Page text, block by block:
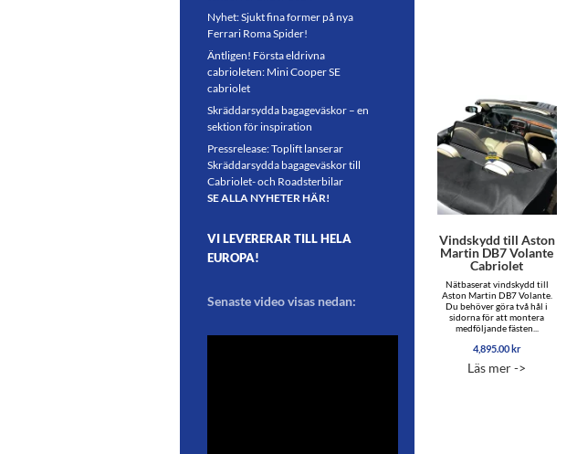
Vindskydd till Aston
Martin DB7 Volante
Cabriolet
Nätbaserat vindskydd till
Aston Martin DB7 Volante.
Du behöver göra två hål i
sidorna för att montera
medföljande fästen...
4,895.00 kr
Läs mer ->
Nyhet: Sjukt fina former på nya
Ferrari Roma Spider!
Äntligen! Första eldrivna
cabrioleten: Mini Cooper SE
cabriolet
Skräddarsydda bagageväskor – en
sektion för inspiration
Pressrelease: Toplift lanserar
Skräddarsydda bagageväskor till
Cabriolet- och Roadsterbilar
SE ALLA NYHETER HÄR!
VI LEVERERAR TILL HELA
EUROPA!
Senaste video visas nedan: